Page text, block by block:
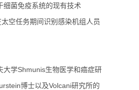
细菌免疫系统的现有技术
空任务期间识别感染机组人员
大学Shmunis生物医学和癌症研
博士以及Volcani研究所的